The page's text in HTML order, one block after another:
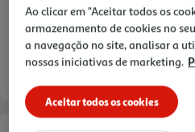
arrefecer, pode limpar os restos
húmido.
399,00 €
Ao clicar em "Aceitar todos os
armazenamento de cookies no
a navegação no site, analisar a
nossas iniciativas de marketing.
Aceitar todos os cookies